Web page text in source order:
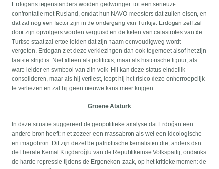
Erdogans tegenstanders worden gedwongen tot een serieuze
confrontatie met Rusland, omdat hun NAVO-meesters dat zullen eisen, en
dat zal nog een factor zijn in de ondergang van Turkije. Erdogan zelf zal
door zijn opvolgers worden verguisd en de keten van catastrofes van de
Turkse staat zal ertoe leiden dat zijn naam eenvoudigweg wordt
vergeten. Erdogan ziet deze verkiezingen dan ook tegemoet alsof het zijn
laatste strijd is. Niet alleen als politicus, maar als historische figuur, als
ware leider en symbool van zijn volk. Hij kan deze status eindelijk
consolideren, maar als hij verliest, loopt hij het risico deze onherroepelijk
te verliezen en zal hij geen nieuwe kans meer krijgen.
Groene Ataturk
In deze situatie suggereert de geopolitieke analyse dat Erdoğan een
andere bron heeft: niet zozeer een massabron als wel een ideologische
en imagobron. Dit zijn dezelfde patriottische kemalisten die, anders dan
de liberale Kemal Kılıçdaroğlu van de Republikeinse Volkspartij, ondanks
de harde repressie tijdens de Ergenekon-zaak, op het kritieke moment de